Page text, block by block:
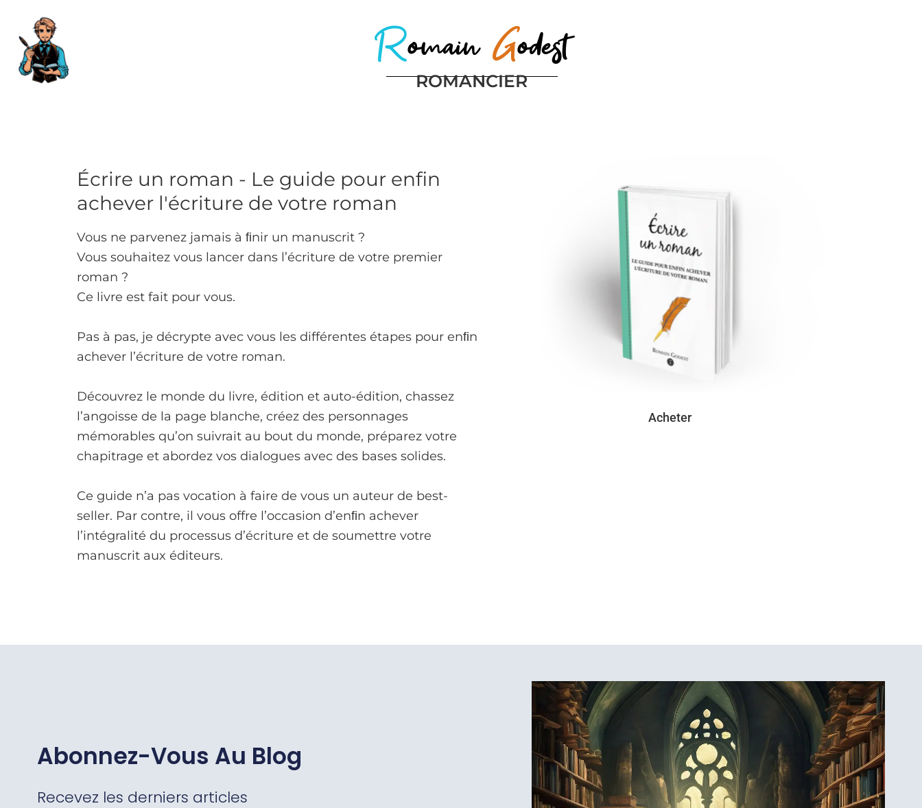
Romain Godest
ROMANCIER
Écrire un roman - Le guide pour enfin
achever l'écriture de votre roman
Vous ne parvenez jamais à ﬁnir un manuscrit ?
Vous souhaitez vous lancer dans l’écriture de votre premier
roman ?
Ce livre est fait pour vous.
Pas à pas, je décrypte avec vous les différentes étapes pour enﬁn
achever l’écriture de votre roman.
Découvrez le monde du livre, édition et auto-édition, chassez
l’angoisse de la page blanche, créez des personnages
mémorables qu’on suivrait au bout du monde, préparez votre
chapitrage et abordez vos dialogues avec des bases solides.
Ce guide n’a pas vocation à faire de vous un auteur de best-
seller. Par contre, il vous offre l’occasion d’enﬁn achever
l’intégralité du processus d’écriture et de soumettre votre
manuscrit aux éditeurs.
Acheter
Abonnez-Vous Au Blog
Recevez les derniers articles